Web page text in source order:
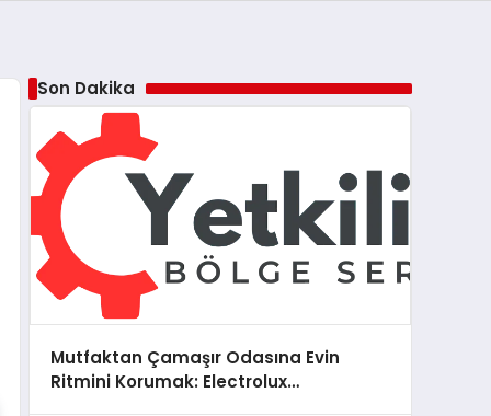
Son Dakika
Mutfaktan Çamaşır Odasına Evin
Ritmini Korumak: Electrolux